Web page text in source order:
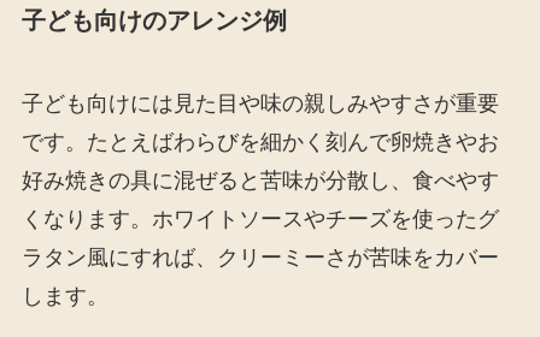
子ども向けのアレンジ例
子ども向けには見た目や味の親しみやすさが重要
です。たとえばわらびを細かく刻んで卵焼きやお
好み焼きの具に混ぜると苦味が分散し、食べやす
くなります。ホワイトソースやチーズを使ったグ
ラタン風にすれば、クリーミーさが苦味をカバー
します。